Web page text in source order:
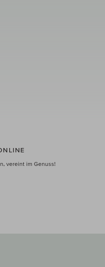
vereint im Genuss!